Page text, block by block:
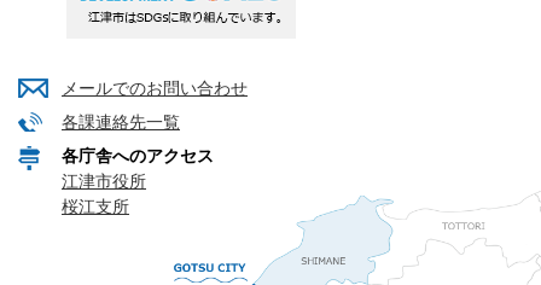
メールでのお問い合わせ
各課連絡先一覧
各庁舎へのアクセス
江津市役所
桜江支所